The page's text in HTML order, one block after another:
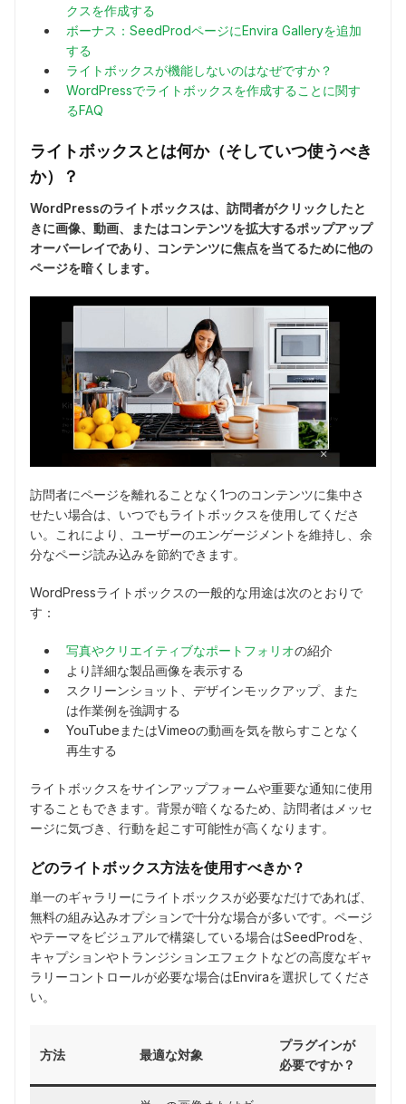
クスを作成する
ボーナス：SeedProdページにEnvira Galleryを追加
する
ライトボックスが機能しないのはなぜですか？
WordPressでライトボックスを作成することに関す
るFAQ
ライトボックスとは何か（そしていつ使うべき
か）？
WordPressのライトボックスは、訪問者がクリックしたと
きに画像、動画、またはコンテンツを拡大するポップアップ
オーバーレイであり、コンテンツに焦点を当てるために他の
ページを暗くします。
訪問者にページを離れることなく1つのコンテンツに集中さ
せたい場合は、いつでもライトボックスを使用してくださ
い。これにより、ユーザーのエンゲージメントを維持し、余
分なページ読み込みを節約できます。
WordPressライトボックスの一般的な用途は次のとおりで
す：
写真やクリエイティブなポートフォリオの紹介
より詳細な製品画像を表示する
スクリーンショット、デザインモックアップ、また
は作業例を強調する
YouTubeまたはVimeoの動画を気を散らすことなく
再生する
ライトボックスをサインアップフォームや重要な通知に使用
することもできます。背景が暗くなるため、訪問者はメッセ
ージに気づき、行動を起こす可能性が高くなります。
どのライトボックス方法を使用すべきか？
単一のギャラリーにライトボックスが必要なだけであれば、
無料の組み込みオプションで十分な場合が多いです。ページ
やテーマをビジュアルで構築している場合はSeedProdを、
キャプションやトランジションエフェクトなどの高度なギャ
ラリーコントロールが必要な場合はEnviraを選択してくださ
い。
方法 最適な対象
プラグインが
必要ですか？